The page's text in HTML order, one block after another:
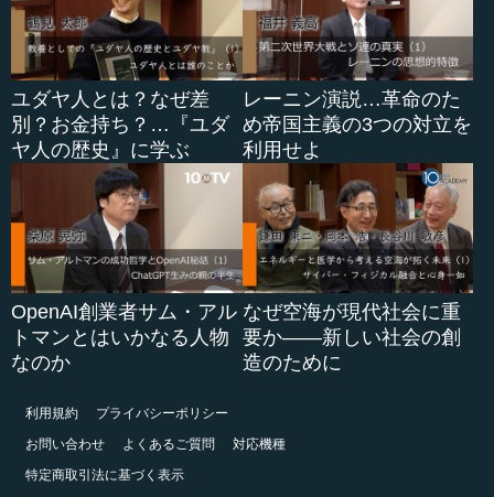
ユダヤ人とは？なぜ差
別？お金持ち？…『ユダ
ヤ人の歴史』に学ぶ
レーニン演説…革命のた
め帝国主義の3つの対立を
利用せよ
OpenAI創業者サム・アル
トマンとはいかなる人物
なのか
なぜ空海が現代社会に重
要か――新しい社会の創
造のために
利用規約
プライバシーポリシー
お問い合わせ
よくあるご質問
対応機種
特定商取引法に基づく表示